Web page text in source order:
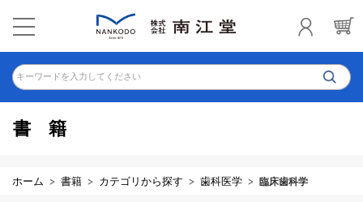
キーワードを入力してください
書籍
ホーム 書籍 カテゴリから探す 歯科医学 臨床歯科学